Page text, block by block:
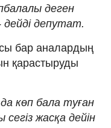
деген
депутат.
бар аналардың
қарастыруды
да көп бала туған
жасқа дейін